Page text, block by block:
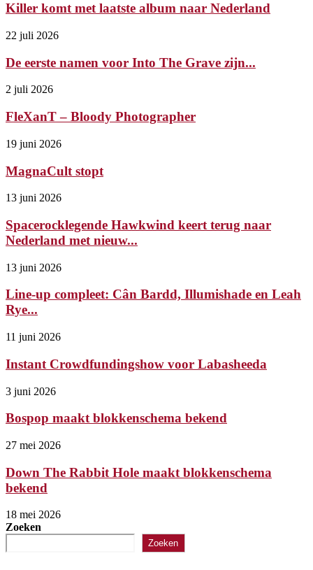
Killer komt met laatste album naar Nederland
22 juli 2026
De eerste namen voor Into The Grave zijn...
2 juli 2026
FleXanT – Bloody Photographer
19 juni 2026
MagnaCult stopt
13 juni 2026
Spacerocklegende Hawkwind keert terug naar
Nederland met nieuw...
13 juni 2026
Line-up compleet: Cân Bardd, Illumishade en Leah
Rye...
11 juni 2026
Instant Crowdfundingshow voor Labasheeda
3 juni 2026
Bospop maakt blokkenschema bekend
27 mei 2026
Down The Rabbit Hole maakt blokkenschema
bekend
18 mei 2026
Zoeken
Zoeken